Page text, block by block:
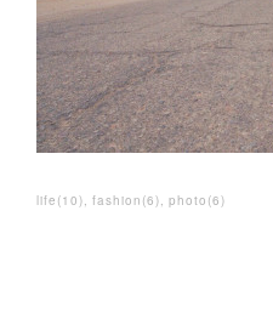
life (10) fashion (6) photo (6)